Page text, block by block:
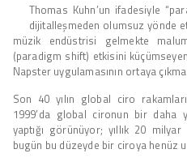
Thomas Kuhn’un ifadesiyle
dijitalleşmeden olumsuz yönde
müzik endüstrisi gelmekte
(paradigm shift) etkisini
Napster uygulamasının ortaya
Son 40 yılın global ciro
1999’da global cironun bir daha
yaptığı görünüyor; yıllık 20
bugün bu düzeyde bir ciroya henüz